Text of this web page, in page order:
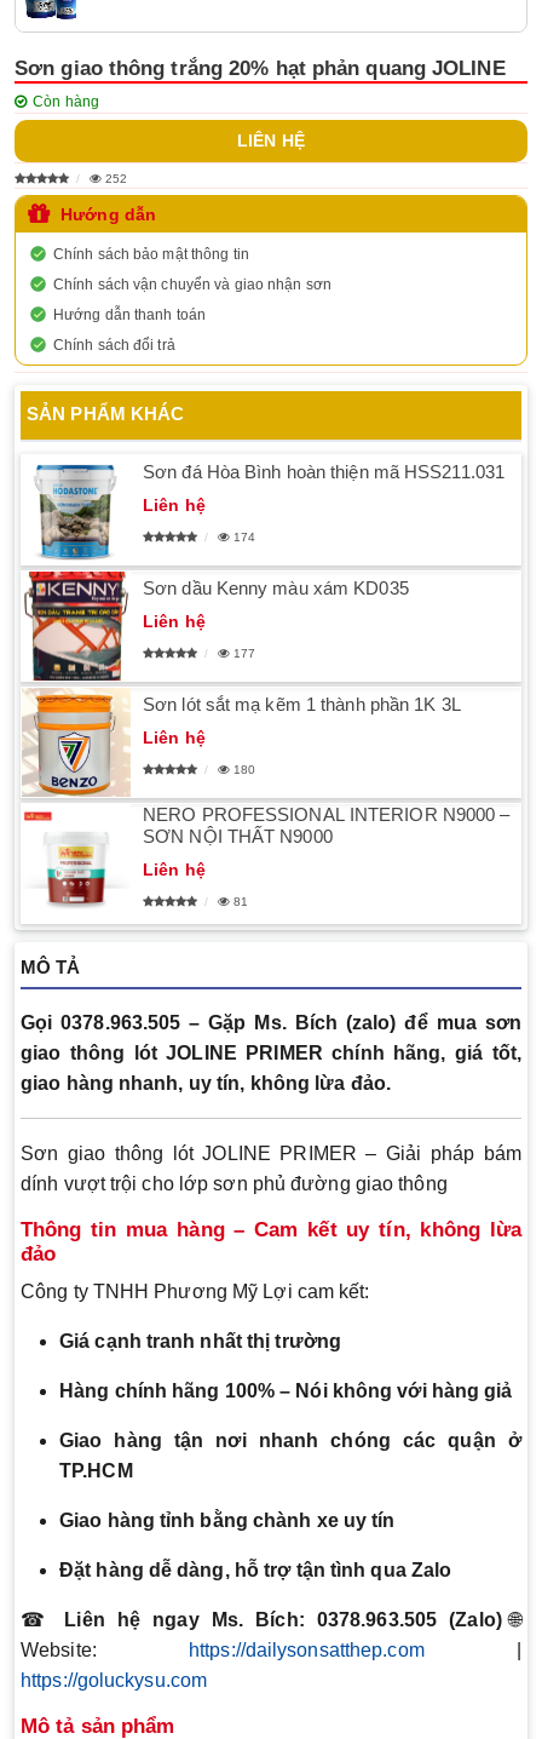
Sơn giao thông trắng 20% hạt phản quang JOLINE
Còn hàng
LIÊN HỆ
252
Hướng dẫn
Chính sách bảo mật thông tin
Chính sách vận chuyển và giao nhận sơn
Hướng dẫn thanh toán
Chính sách đổi trả
SẢN PHẨM KHÁC
Sơn đá Hòa Bình hoàn thiện mã HSS211.031
Liên hệ
174
Sơn dầu Kenny màu xám KD035
Liên hệ
177
Sơn lót sắt mạ kẽm 1 thành phần 1K 3L
Liên hệ
180
NERO PROFESSIONAL INTERIOR N9000 –
SƠN NỘI THẤT N9000
Liên hệ
81
MÔ TẢ
Gọi 0378.963.505 – Gặp Ms. Bích (zalo) để mua sơn
giao thông lót JOLINE PRIMER chính hãng, giá tốt,
giao hàng nhanh, uy tín, không lừa đảo.
Sơn giao thông lót JOLINE PRIMER – Giải pháp bám
dính vượt trội cho lớp sơn phủ đường giao thông
Thông tin mua hàng – Cam kết uy tín, không lừa
đảo
Công ty TNHH Phương Mỹ Lợi cam kết:
Giá cạnh tranh nhất thị trường
Hàng chính hãng 100% – Nói không với hàng giả
Giao hàng tận nơi nhanh chóng các quận ở
TP.HCM
Giao hàng tỉnh bằng chành xe uy tín
Đặt hàng dễ dàng, hỗ trợ tận tình qua Zalo
☎ Liên hệ ngay Ms. Bích: 0378.963.505 (Zalo)🌐
Website:
https://dailysonsatthep.com|
https://goluckysu.com
Mô tả sản phẩm